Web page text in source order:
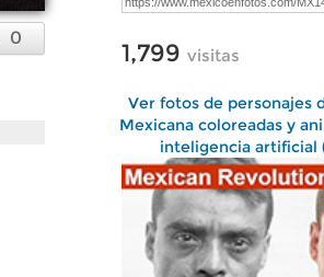
0 1,799 visitas
Ver fotos de personajes
Mexicana coloreadas y
inteligencia artificial